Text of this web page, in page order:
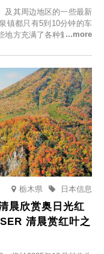
及其周边地区的一些最新
镇都只有5到10分钟的车
地方充满了各种魅力，包
栃木県 日本信息
晨欣赏奥日光红
清晨赏红叶之